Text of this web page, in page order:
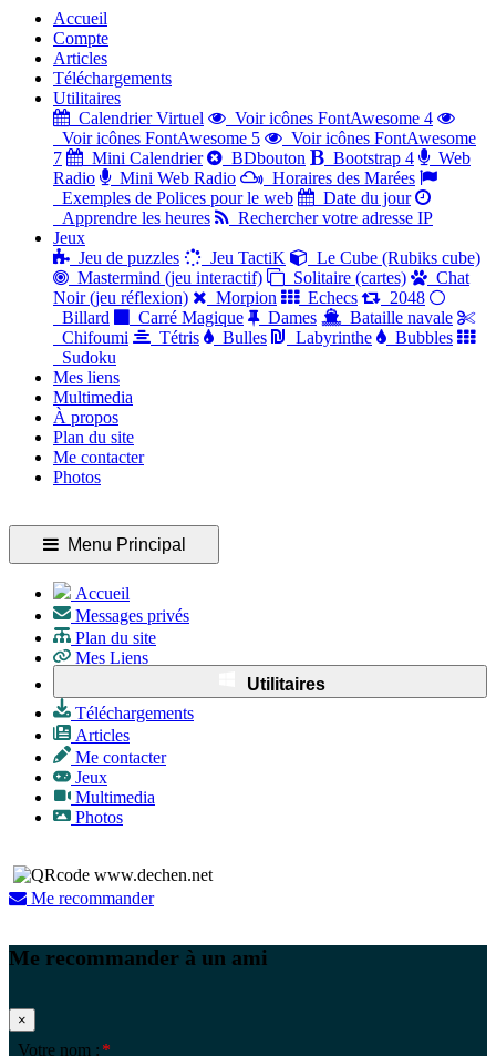
Accueil
Compte
Articles
Téléchargements
Utilitaires
Calendrier Virtuel
Voir icônes FontAwesome 4
Voir icônes FontAwesome 5
Voir icônes FontAwesome
7
Mini Calendrier BDbouton Bootstrap 4
Web
Radio
Mini Web Radio
Horaires des Marées
Exemples de Polices pour le web
Date du jour
Apprendre les heures
Rechercher votre adresse IP
Jeux
Jeu de puzzles
Jeu TactiK
Le Cube (Rubiks cube)
Mastermind (jeu interactif)
Solitaire (cartes)
Chat
Noir (jeu réflexion)
Morpion Echecs
2048
Billard
Carré Magique Dames
Bataille navale
Chifoumi
Tétris Bulles Labyrinthe
Bubbles
Sudoku
Mes liens
Multimedia
À propos
Plan du site
Me contacter
Photos
Menu Principal
Accueil
Messages privés
Plan du site
Mes Liens
Utilitaires
Téléchargements
Articles
Me contacter
Jeux
Multimedia
Photos
Me recommander
Me recommander à un ami
×